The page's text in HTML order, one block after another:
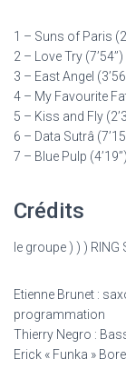
1 – Suns of Paris
2 – Love Try (7’54’’)
3 – East Angel
4 – My Favourite
5 – Kiss and Fly
6 – Data Sutrâ
7 – Blue Pulp (4’19’’)
Crédits
le groupe ) ) ) RING
Etienne Brunet :
programmation
Thierry Negro :
Erick « Funka »